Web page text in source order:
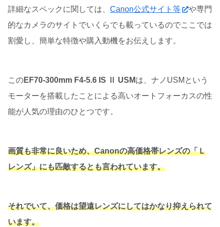
詳細なスペックに関しては、 Canon公式サイト等
や専門
的なカメラのサイトでいくらでも載っているのでここでは
割愛し、簡単な特徴や購入動機をお伝えします。
このEF70-300mm F4-5.6 IS Ⅱ USMは、ナノUSMという
モーターを搭載したことによる高いオートフォーカスの性
能が人気の理由のひとつです。
画質も非常に良いため、Canonの高価格帯レンズの「Ｌ
レンズ」にも匹敵するとも言われています。
それでいて、価格は望遠レンズにしてはかなり抑えられて
います。